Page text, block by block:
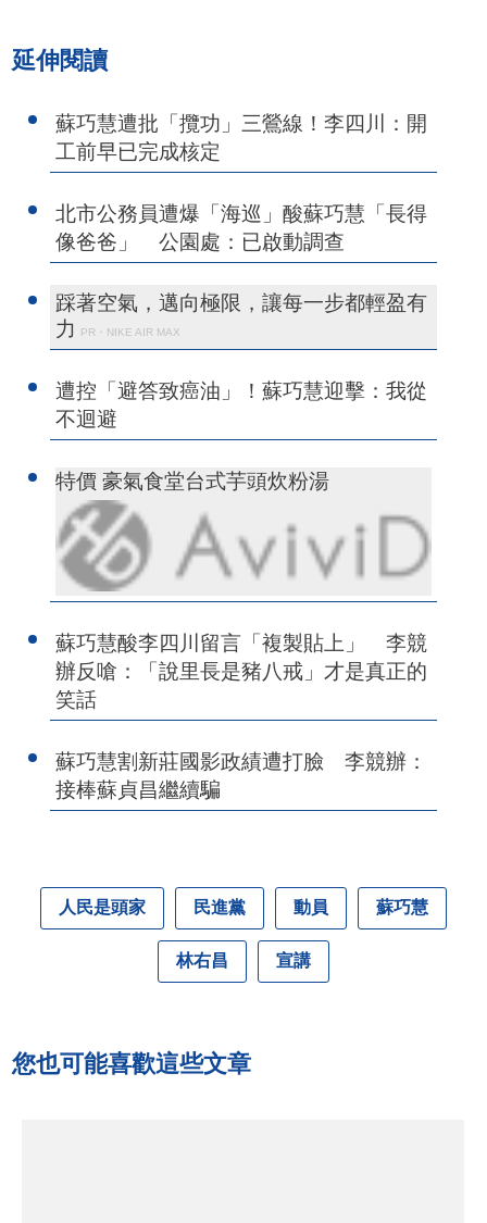
延伸閱讀
蘇巧慧遭批「攬功」三鶯線！李四川：開
工前早已完成核定
北市公務員遭爆「海巡」酸蘇巧慧「長得
像爸爸」 公園處：已啟動調查
踩著空氣，邁向極限，讓每一步都輕盈有
力
PR・NIKE AIR MAX
遭控「避答致癌油」！蘇巧慧迎擊：我從
不迴避
特價 豪氣食堂台式芋頭炊粉湯
蘇巧慧酸李四川留言「複製貼上」 李競
辦反嗆：「說里長是豬八戒」才是真正的
笑話
蘇巧慧割新莊國影政績遭打臉 李競辦：
接棒蘇貞昌繼續騙
人民是頭家 民進黨 動員 蘇巧慧
林右昌 宣講
您也可能喜歡這些文章